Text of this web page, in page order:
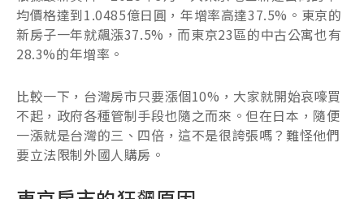
均價格達到1.0485億日圓，年增率高達37.5%。東京的
新房子一年就飆漲37.5%，而東京23區的中古公寓也有
28.3%的年增率。
比較一下，台灣房市只要漲個10%，大家就開始哀嚎買
不起，政府各種管制手段也隨之而來。但在日本，隨便
一漲就是台灣的三、四倍，這不是很誇張嗎？難怪他們
要立法限制外國人購房。